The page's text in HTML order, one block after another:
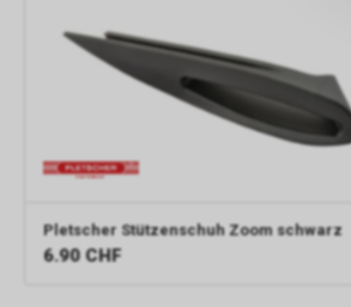
Pletscher Stützenschuh Zoom schwarz
6.90 CHF